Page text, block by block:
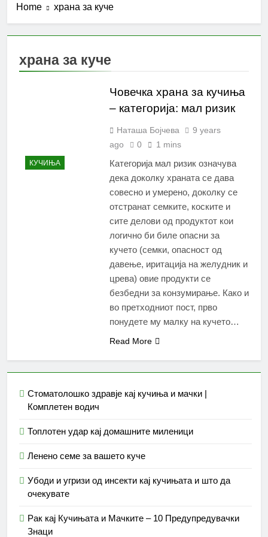
Home храна за куче
храна за куче
КУЧИЊА
Човечка храна за кучиња
– категорија: мал ризик
Наташа Бојчева
9 years
ago
0 1 mins
Категорија мал ризик означува
дека доколку храната се дава
совесно и умерено, доколку се
отстранат семките, коските и
сите делови од продуктот кои
логично би биле опасни за
кучето (семки, опасност од
давење, иритација на желудник и
црева) овие продукти се
безбедни за конзумирање. Како и
во претходниот пост, прво
понудете му малку на кучето…
Read More
Стоматолошко здравје кај кучиња и мачки |
Комплетен водич
Топлотен удар кај домашните миленици
Ленено семе за вашето куче
Убоди и угризи од инсекти кај кучињата и што да
очекувате
Рак кај Кучињата и Мачките – 10 Предупредувачки
Знаци